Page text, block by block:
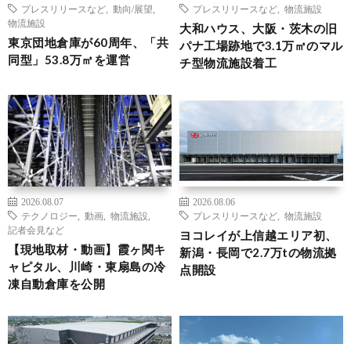
プレスリリースなど
動向/展望
物流施設
東京団地倉庫が60周年、「共
同型」53.8万㎡を運営
プレスリリースなど
物流施設
大和ハウス、大阪・茨木の旧
パナ工場跡地で3.1万㎡のマル
チ型物流施設着工
2026.08.07
テクノロジー
動画 物流施設
記者会見など
【現地取材・動画】霞ヶ関キ
ャピタル、川崎・東扇島の冷
凍自動倉庫を公開
2026.08.06
プレスリリースなど
物流施設
ヨコレイが上信越エリア初、
新潟・長岡で2.7万tの物流拠
点開設